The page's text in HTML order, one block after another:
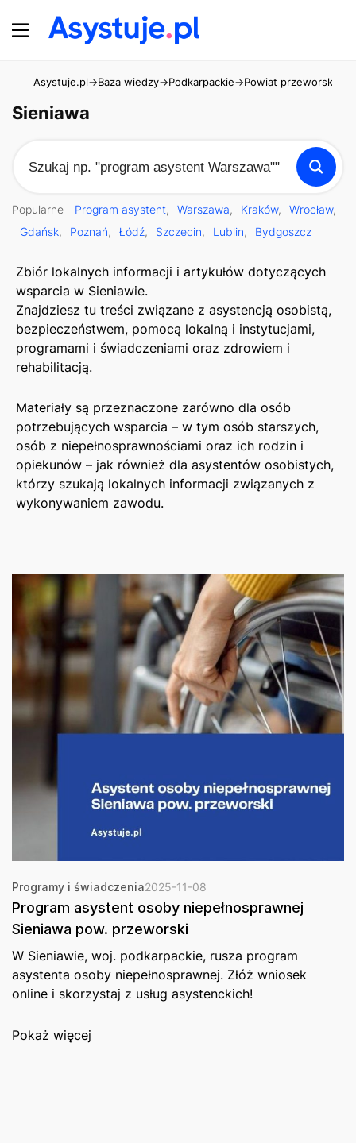
Asystuje.pl→Baza wiedzy→Podkarpackie→Powiat przeworski
Sieniawa
Popularne Program asystent Warszawa Kraków
Wrocław
Gdańsk
Poznań Łódź Szczecin Lublin Bydgoszcz
Zbiór lokalnych informacji i artykułów dotyczących
wsparcia w Sieniawie.
Znajdziesz tu treści związane z asystencją osobistą,
bezpieczeństwem, pomocą lokalną i instytucjami,
programami i świadczeniami oraz zdrowiem i
rehabilitacją.
Materiały są przeznaczone zarówno dla osób
potrzebujących wsparcia – w tym osób starszych,
osób z niepełnosprawnościami oraz ich rodzin i
opiekunów – jak również dla asystentów osobistych,
którzy szukają lokalnych informacji związanych z
wykonywaniem zawodu.
Programy i świadczenia2025-11-08
Program asystent osoby niepełnosprawnej
Sieniawa pow. przeworski
W Sieniawie, woj. podkarpackie, rusza program
asystenta osoby niepełnosprawnej. Złóż wniosek
online i skorzystaj z usług asystenckich!
Pokaż więcej